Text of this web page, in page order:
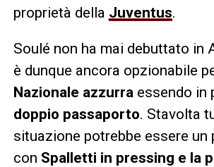
proprietà della Juventus.
Soulé non ha mai debuttato in
è dunque ancora opzionabile
Nazionale azzurraessendo in
doppio passaporto. Stavolta
situazione potrebbe essere un
con Spalletti in pressing e la